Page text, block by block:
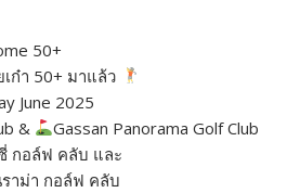
g
g
er
bl
r
e
n
50+
ก๋า 50+ มาแล้ว
June 2025
&
Gassan Panorama Golf Club
กอล์ฟ คลับ และ
าม่า กอล์ฟ คลับ